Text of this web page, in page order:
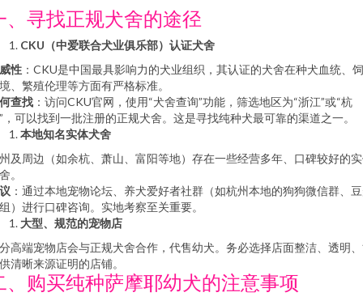
、寻找正规犬舍的途径
CKU（中爱联合犬业俱乐部）认证犬舍
性 ：CKU是中国最具影响力的犬业组织，其认证的犬舍在种犬血统、
、繁殖伦理等方面有严格标准。
查找 ：访问CKU官网，使用“犬舍查询”功能，筛选地区为“浙江”或“杭
，可以找到一批注册的正规犬舍。这是寻找纯种犬最可靠的渠道之一。
本地知名实体犬舍
及周边（如余杭、萧山、富阳等地）存在一些经营多年、口碑较好的
。
：通过本地宠物论坛、养犬爱好者社群（如杭州本地的狗狗微信群、
）进行口碑咨询。实地考察至关重要。
大型、规范的宠物店
高端宠物店会与正规犬舍合作，代售幼犬。务必选择店面整洁、透明
清晰来源证明的店铺。
、购买纯种萨摩耶幼犬的注意事项